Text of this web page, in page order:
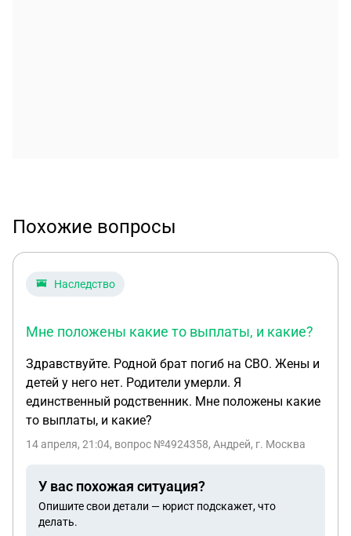
Похожие вопросы
Наследство
Мне положены какие то выплаты, и какие?
Здравствуйте. Родной брат погиб на СВО. Жены и
детей у него нет. Родители умерли. Я
единственный родственник. Мне положены какие
то выплаты, и какие?
14 апреля, 21:04, вопрос №4924358, Андрей, г. Москва
У вас похожая ситуация?
Опишите свои детали — юрист подскажет, что
делать.